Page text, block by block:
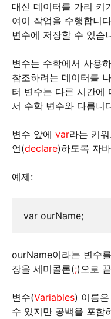
대신 데이터를 가리 키
여이 작업을 수행합니
변수에 저장할 수 있습
변수는 수학에서 사용
참조하려는 데이터를
터 변수는 다른 시간에
서 수학 변수와 다릅니
변수 앞에 var라는 키
언(declare)하도록 자
예제:
var ourName;
ourName이라는 변수
장을 세미콜론(;)으로
변수(Variables) 이름
수 있지만 공백을 포함